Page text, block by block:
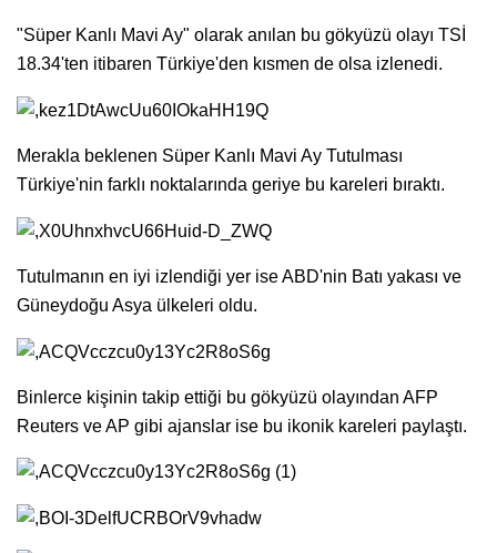
"Süper Kanlı Mavi Ay" olarak anılan bu gökyüzü olayı TSİ
18.34'ten itibaren Türkiye'den kısmen de olsa izlenedi.
Merakla beklenen Süper Kanlı Mavi Ay Tutulması
Türkiye'nin farklı noktalarında geriye bu kareleri bıraktı.
Tutulmanın en iyi izlendiği yer ise ABD'nin Batı yakası ve
Güneydoğu Asya ülkeleri oldu.
Binlerce kişinin takip ettiği bu gökyüzü olayından AFP
Reuters ve AP gibi ajanslar ise bu ikonik kareleri paylaştı.